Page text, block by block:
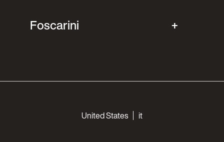
Foscarini
United States it